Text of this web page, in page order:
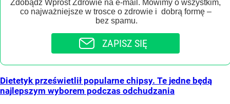
Zdobądź Wprost Zdrowie na e-mail. Mówimy o wszystkim,
co najważniejsze w trosce o zdrowie i dobrą formę –
bez spamu.
ZAPISZ SIĘ
Dietetyk prześwietlił popularne chipsy. Te jedne będą
najlepszym wyborem podczas odchudzania